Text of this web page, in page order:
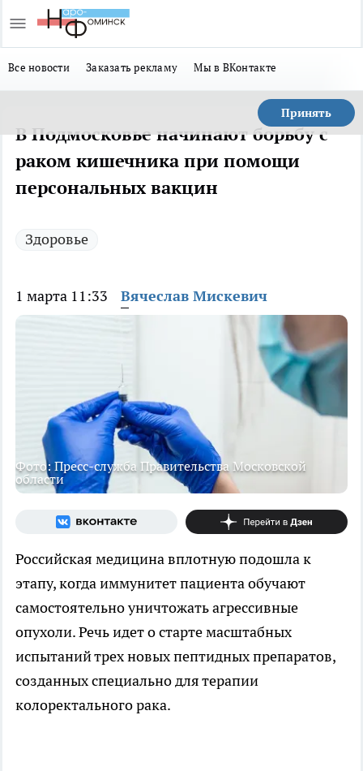
Все новости Заказать рекламу Мы в ВКонтакте
Принять
В Подмосковье начинают борьбу с
раком кишечника при помощи
персональных вакцин
Здоровье
1 марта 11:33 Вячеслав Мискевич
Фото: Пресс-служба Правительства Московской
области
Российская медицина вплотную подошла к
этапу, когда иммунитет пациента обучают
самостоятельно уничтожать агрессивные
опухоли. Речь идет о старте масштабных
испытаний трех новых пептидных препаратов,
созданных специально для терапии
колоректального рака.